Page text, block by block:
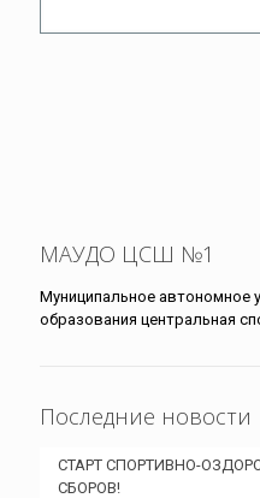
МАУДО ЦСШ №1
Муниципальное автономное
образования центральная
Последние новости
СТАРТ СПОРТИВНО-
СБОРОВ!